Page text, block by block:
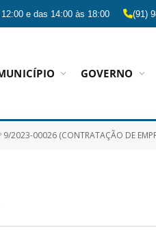
e das 14:00 às 18:00 (91)
GOVERNO
PARA PRESTAÇÃO DE SERVIÇOS CONTINUADOS DE MÃO DE OBRA PARA LIMPEZA E